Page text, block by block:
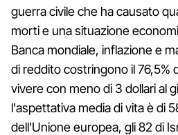
guerra civile che ha causato
morti e una situazione
Banca mondiale, inflazione e
di reddito costringono il 76,5%
vivere con meno di 3 dollari al
l'aspettativa media di vita è di
dell'Unione europea, gli 82 di